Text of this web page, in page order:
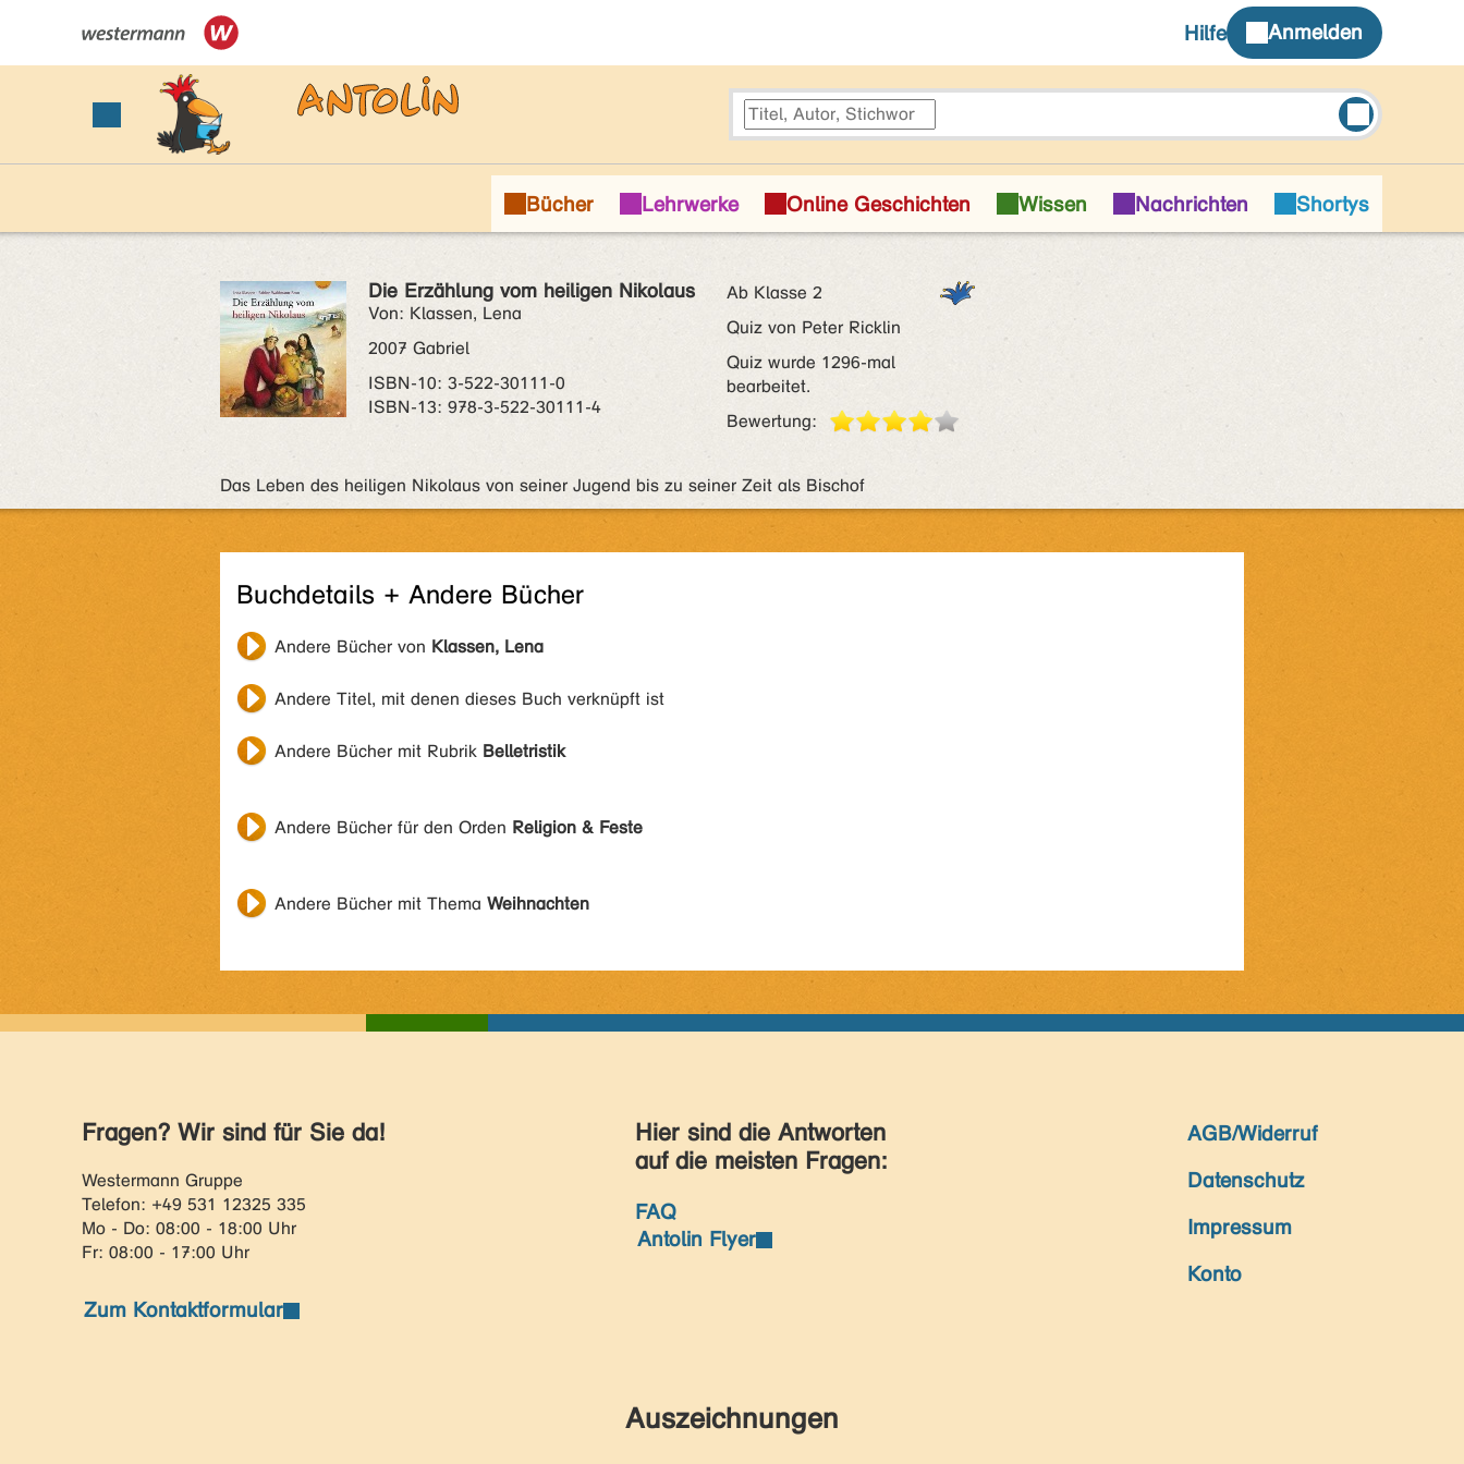
Die Erzählung vom heiligen Nikolaus
Von: Klassen, Lena
2007 Gabriel
ISBN‑10: 3-522-30111-0
ISBN‑13: 978-3-522-30111-4
Ab Klasse 2
Quiz von Peter Ricklin
Quiz wurde 1296-mal
bearbeitet.
Bewertung:
Das Leben des heiligen Nikolaus von seiner Jugend bis zu seiner Zeit als Bischof
Buchdetails + Andere Bücher
Andere Bücher von Klassen, Lena
Andere Titel, mit denen dieses Buch verknüpft ist
Andere Bücher mit Rubrik Belletristik
Andere Bücher für den Orden Religion & Feste
Andere Bücher mit Thema Weihnachten